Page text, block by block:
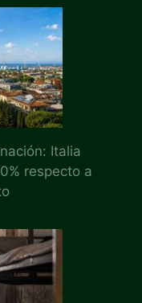
Italia
respecto a